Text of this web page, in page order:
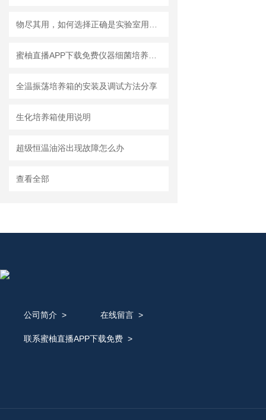
全温振荡培养箱的安装及调试方法分享
生化培养箱使用说明
超级恒温油浴出现故障怎么办
查看全部
公司简介 > 在线留言>
联系蜜柚直播APP下载免费>